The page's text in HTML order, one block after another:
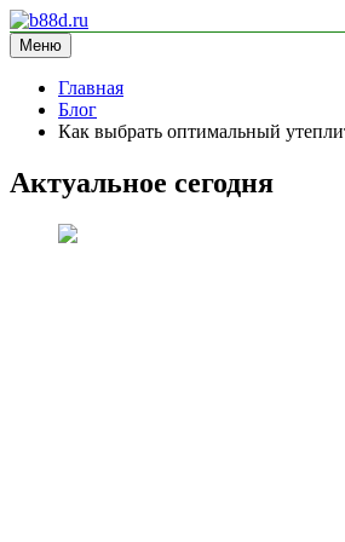
Перейти
к
содержимому
b88d.ru
информационный сайт
Меню
Главная
Блог
Как выбрать оптимальный
Актуальное сегодня